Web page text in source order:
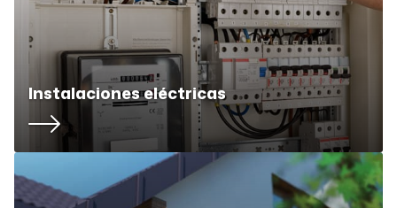
Instalaciones eléctricas